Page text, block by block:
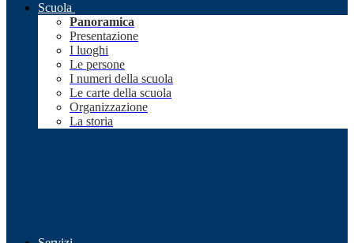
Scuola
Panoramica
Presentazione
I luoghi
Le persone
I numeri della scuola
Le carte della scuola
Organizzazione
La storia